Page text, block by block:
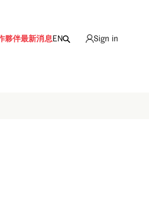
夥伴最新消息EN Sign in